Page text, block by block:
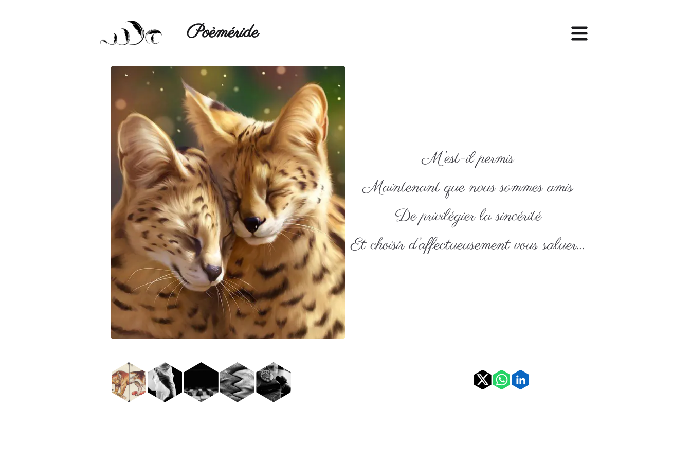
Poèméride
M’est-il permis
Maintenant que nous sommes amis
De privilégier la sincérité
Et choisir d’affectueusement vous saluer…